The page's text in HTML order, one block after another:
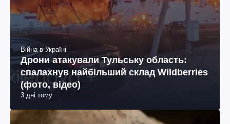
Війна в Україні
Дрони атакували Тульську область:
спалахнув найбільший склад Wildberries
(фото, відео)
3 дні тому